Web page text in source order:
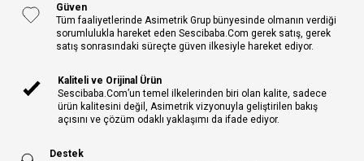
Güven
Tüm faaliyetlerinde Asimetrik Grup bünyesinde olmanın verdiği
sorumlulukla hareket eden Sescibaba.Com gerek satış, gerek
satış sonrasındaki süreçte güven ilkesiyle hareket ediyor.
Kaliteli ve Orijinal Ürün
Sescibaba.Com’un temel ilkelerinden biri olan kalite, sadece
ürün kalitesini değil, Asimetrik vizyonuyla geliştirilen bakış
açısını ve çözüm odaklı yaklaşımı da ifade ediyor.
Destek